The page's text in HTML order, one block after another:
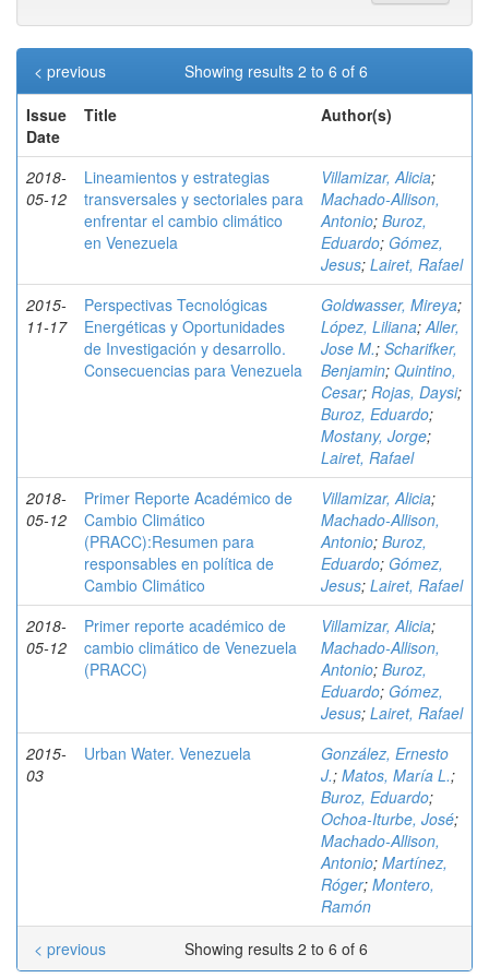
Showing results 2 to 6 of 6
< previous
Issue
Date
Title Author(s)
2018-
05-12
Lineamientos y estrategias
transversales y sectoriales para
enfrentar el cambio climático
en Venezuela
Villamizar, Alicia;
Machado-Allison,
Antonio; Buroz,
Eduardo; Gómez,
Jesus; Lairet, Rafael
2015-
11-17
Perspectivas Tecnológicas
Energéticas y Oportunidades
de Investigación y desarrollo.
Consecuencias para Venezuela
Goldwasser, Mireya;
López, Liliana;Aller,
Jose M.; Scharifker,
Benjamin; Quintino,
Cesar; Rojas, Daysi;
Buroz, Eduardo;
Mostany, Jorge;
Lairet, Rafael
2018-
05-12
Primer Reporte Académico de
Cambio Climático
(PRACC):Resumen para
responsables en política de
Cambio Climático
Villamizar, Alicia;
Machado-Allison,
Antonio; Buroz,
Eduardo; Gómez,
Jesus; Lairet, Rafael
2018-
05-12
Primer reporte académico de
cambio climático de Venezuela
(PRACC)
Villamizar, Alicia;
Machado-Allison,
Antonio; Buroz,
Eduardo; Gómez,
Jesus; Lairet, Rafael
2015-
03
Urban Water. Venezuela
González, Ernesto
J.; Matos, María L.;
Buroz, Eduardo;
Ochoa-Iturbe, José;
Machado-Allison,
Antonio; Martínez,
Róger; Montero,
Ramón
Showing results 2 to 6 of 6
< previous